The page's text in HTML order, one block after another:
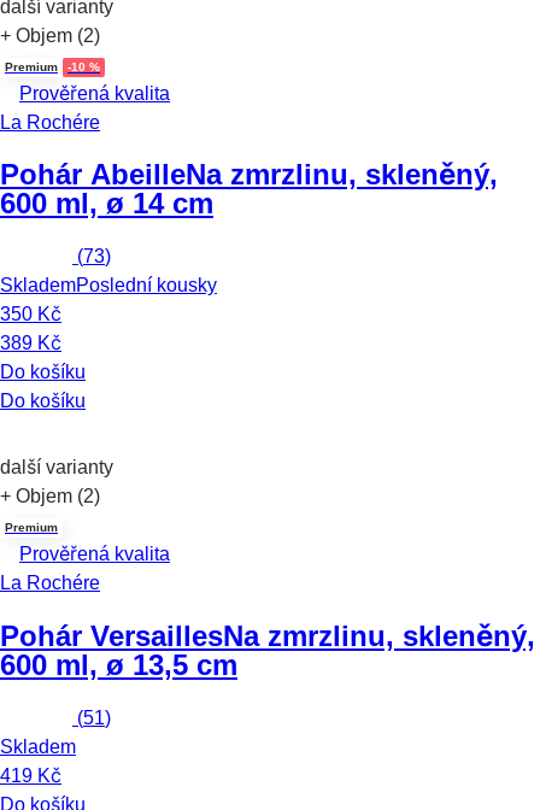
další varianty
+ Objem (2)
Premium -10 %
Prověřená kvalita
La Rochére
Pohár AbeilleNa zmrzlinu, skleněný,
600 ml, ø 14 cm
(73)
SklademPoslední kousky
350 Kč
389 Kč
Do košíku
Do košíku
další varianty
+ Objem (2)
Premium
Prověřená kvalita
La Rochére
Pohár VersaillesNa zmrzlinu, skleněný,
600 ml, ø 13,5 cm
(51)
Skladem
419 Kč
Do košíku